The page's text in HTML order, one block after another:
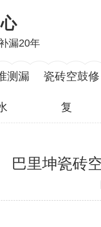
漏20年
测漏 瓷砖空鼓修
复
巴里坤瓷砖